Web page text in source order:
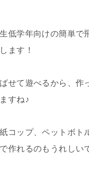
低学年向けの簡単で
ます！
せて遊べるから、作
すね♪
コップ、ペットボト
作れるのもうれしい